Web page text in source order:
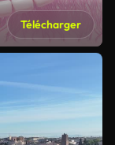
Télécharger